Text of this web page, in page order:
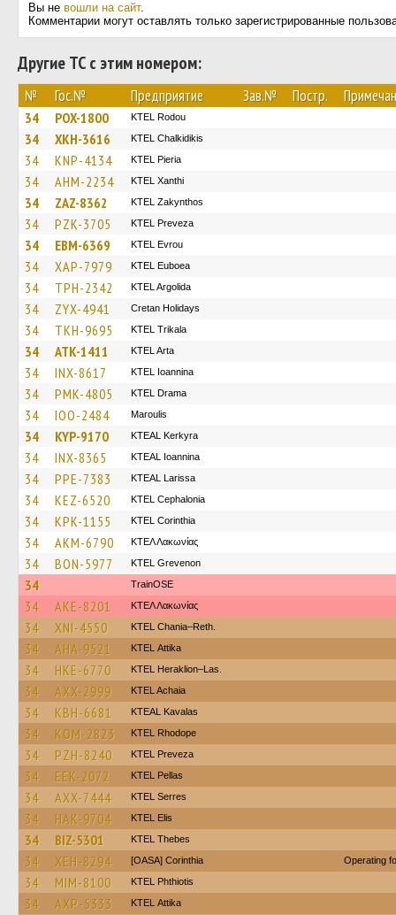
Вы не вошли на сайт.
Комментарии могут оставлять только зарегистрированные
Другие ТС с этим номером:
№ Гос.№ Предприятие Зав.№ Постр.
34 POX-1800 ΚΤΕL Rodou
34 XKH-3616 ΚΤΕL Chalkidikis
34 KNP-4134 KTEL Pieria
34 AHM-2234 KTEL Xanthi
34 ZAZ-8362 KTEL Zakynthos
34 PZK-3705 KTEL Preveza
34 EBM-6369 KTEL Evrou
34 XAP-7979 ΚΤΕL Euboea
34 TPH-2342 KTEL Argolida
34 ZYX-4941 Cretan Holidays
34 TKH-9695 ΚΤΕL Τrikala
34 ATK-1411 KTEL Arta
34 INX-8617 KTEL Ioannina
34 PMK-4805 KTEL Drama
34 IOO-2484 Maroulis
34 KYP-9170 KTEAL Kerkyra
34 INX-8365 KTEAL Ioannina
34 PPE-7383 KTEAL Larissa
34 KEZ-6520 KTEL Cephalonia
34 KPK-1155 KTEL Corinthia
34 AKM-6790 ΚΤΕΛ Λακωνίας
34 BON-5977 ΚΤΕL Grevenon
34 TrainΟSE
34 AKE-8201 ΚΤΕΛ Λακωνίας
34 XNI-4550 KTEL Chania–Reth.
34 AHA-9521 KΤΕL Αttika
34 HKE-6770 KTEL Heraklion–Las.
34 AXX-2999 KTEL Achaia
34 KBH-6681 KTEAL Kavalas
34 KOM-2823 KTEL Rhodope
34 PZH-8240 KTEL Preveza
34 EEK-2072 KTEL Pellas
34 AXX-7444 KTEL Serres
34 HAK-9704 KTEL Elis
34 BIZ-5301 KTEL Thebes
34 XEH-8294 [OASA] Corinthia Operating
34 MIM-8100 ΚΤΕL Phthiotis
34 AXP-5333 KΤΕL Αttika